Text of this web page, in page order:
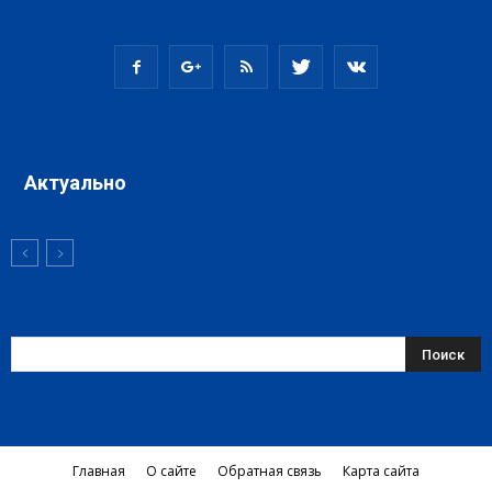
Актуально
Главная О сайте Обратная связь Карта сайта